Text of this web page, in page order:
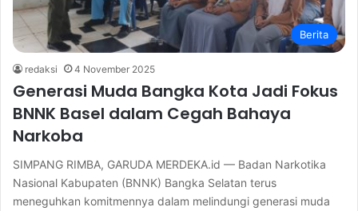
Berita
redaksi 4 November 2025
Generasi Muda Bangka Kota Jadi Fokus
BNNK Basel dalam Cegah Bahaya
Narkoba
SIMPANG RIMBA, GARUDA MERDEKA.id — Badan Narkotika
Nasional Kabupaten (BNNK) Bangka Selatan terus
meneguhkan komitmennya dalam melindungi generasi muda